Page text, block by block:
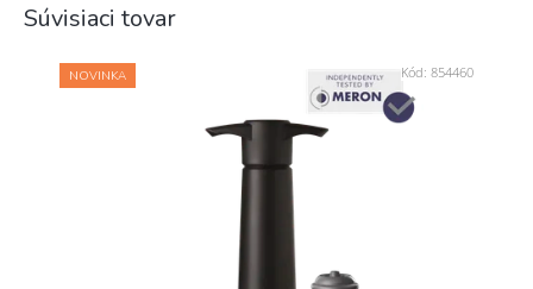
Súvisiaci tovar
NOVINKA Kód: 854460